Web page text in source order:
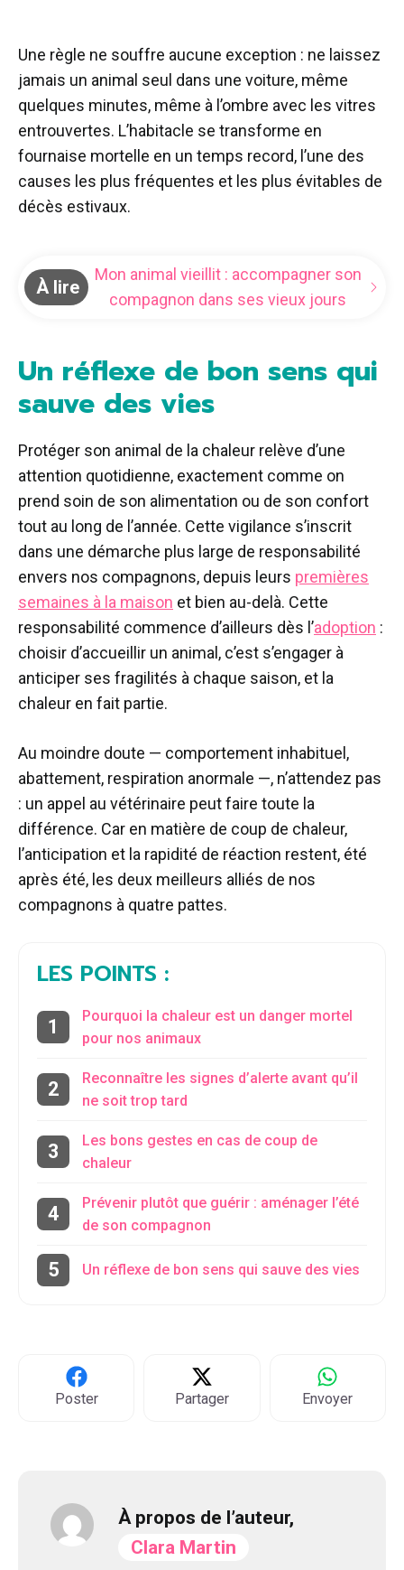
Une règle ne souffre aucune exception : ne laissez
jamais un animal seul dans une voiture, même
quelques minutes, même à l’ombre avec les vitres
entrouvertes. L’habitacle se transforme en
fournaise mortelle en un temps record, l’une des
causes les plus fréquentes et les plus évitables de
décès estivaux.
À lire
Mon animal vieillit : accompagner son
compagnon dans ses vieux jours
Un réflexe de bon sens qui
sauve des vies
Protéger son animal de la chaleur relève d’une
attention quotidienne, exactement comme on
prend soin de son alimentation ou de son confort
tout au long de l’année. Cette vigilance s’inscrit
dans une démarche plus large de responsabilité
envers nos compagnons, depuis leurs premières
semaines à la maison et bien au-delà. Cette
responsabilité commence d’ailleurs dès l’adoption :
choisir d’accueillir un animal, c’est s’engager à
anticiper ses fragilités à chaque saison, et la
chaleur en fait partie.
Au moindre doute — comportement inhabituel,
abattement, respiration anormale —, n’attendez pas
: un appel au vétérinaire peut faire toute la
différence. Car en matière de coup de chaleur,
l’anticipation et la rapidité de réaction restent, été
après été, les deux meilleurs alliés de nos
compagnons à quatre pattes.
LES POINTS :
Pourquoi la chaleur est un danger mortel
pour nos animaux
Reconnaître les signes d’alerte avant qu’il
ne soit trop tard
Les bons gestes en cas de coup de
chaleur
Prévenir plutôt que guérir : aménager l’été
de son compagnon
Un réflexe de bon sens qui sauve des vies
Poster Partager Envoyer
À propos de l’auteur,
Clara Martin